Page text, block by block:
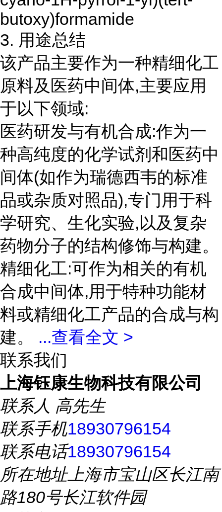
butoxy)formamide
3. 用途总结
该产品主要作为一种精细化工
原料及医药中间体,主要应用
于以下领域:
医药研发与有机合成:作为一
种高纯度的化学试剂和医药中
间体(如作为瑞德西韦的标准
品或杂质对照品),专门用于科
学研究、生化实验,以及复杂
药物分子的结构修饰与构建。
精细化工:可作为相关的有机
合成中间体,用于特种功能材
料或精细化工产品的合成与构
建。 ...查看全文 >
联系我们
上海钰康生物科技有限公司
联系人 高先生
联系手机18930796154
联系电话18930796154
所在地址上海市宝山区长江南
路180号长江软件园